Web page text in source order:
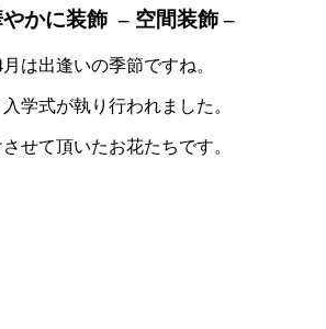
かに装飾 – 空間装飾 –
は出逢いの季節ですね。
学式が執り行われました。
せて頂いたお花たちです。